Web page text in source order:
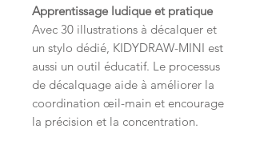
Apprentissage ludique et pratique
Avec 30 illustrations à décalquer et
un stylo dédié, KIDYDRAW-MINI est
aussi un outil éducatif. Le processus
de décalquage aide à améliorer la
coordination œil-main et encourage
la précision et la concentration.